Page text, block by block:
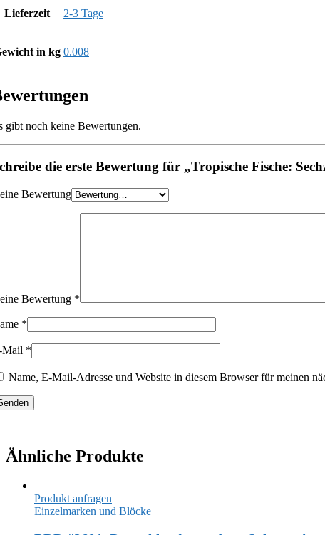
Lieferzeit 2-3 Tage
in kg 0.008
gibt noch keine Bewertungen.
die erste Bewertung für „Tropische Fische:
Bewertung
Bewertung *
*
Mail *
Name, E-Mail-Adresse und Website in diesem Browser für meinen
Ähnliche Produkte
Produkt anfragen
Einzelmarken und Blöcke